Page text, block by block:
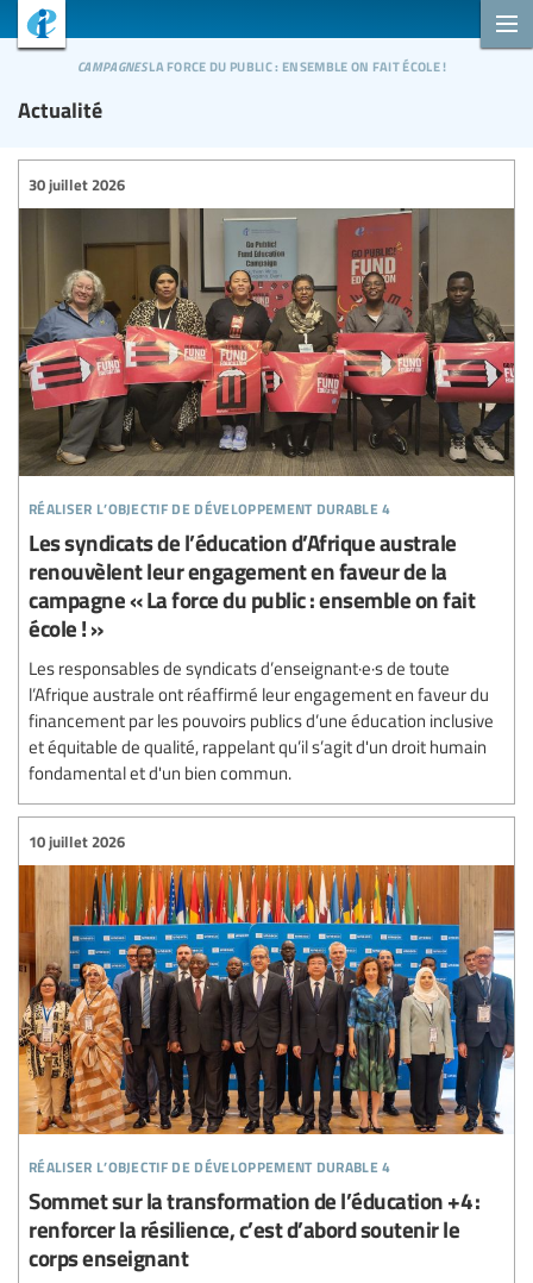
Actualité
campagnesla force du public : ensemble on fait école !
réaliser l’objectif de développement durable 4
30 juillet 2026
Les syndicats de l’éducation d’Afrique australe
renouvèlent leur engagement en faveur de la
campagne « La force du public : ensemble on fait
école ! »
Les responsables de syndicats d’enseignant·e·s de toute
l’Afrique australe ont réaffirmé leur engagement en faveur du
financement par les pouvoirs publics d’une éducation inclusive
et équitable de qualité, rappelant qu’il s’agit d'un droit humain
fondamental et d'un bien commun.
réaliser l’objectif de développement durable 4
10 juillet 2026
Sommet sur la transformation de l’éducation +4 :
renforcer la résilience, c’est d’abord soutenir le
corps enseignant